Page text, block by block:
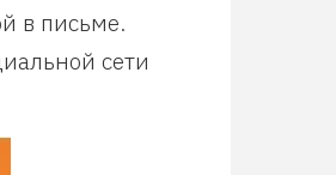
в письме.
сети